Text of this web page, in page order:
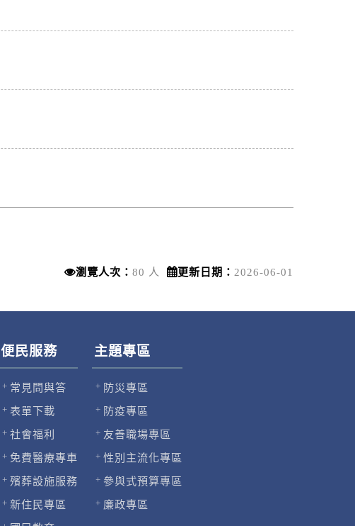
瀏覽人次： 80 人 更新日期： 2026-06-01
便民服務
常見問與答
表單下載
社會福利
免費醫療專車
殯葬設施服務
新住民專區
主題專區
防災專區
防疫專區
友善職場專區
性別主流化專區
參與式預算專區
廉政專區